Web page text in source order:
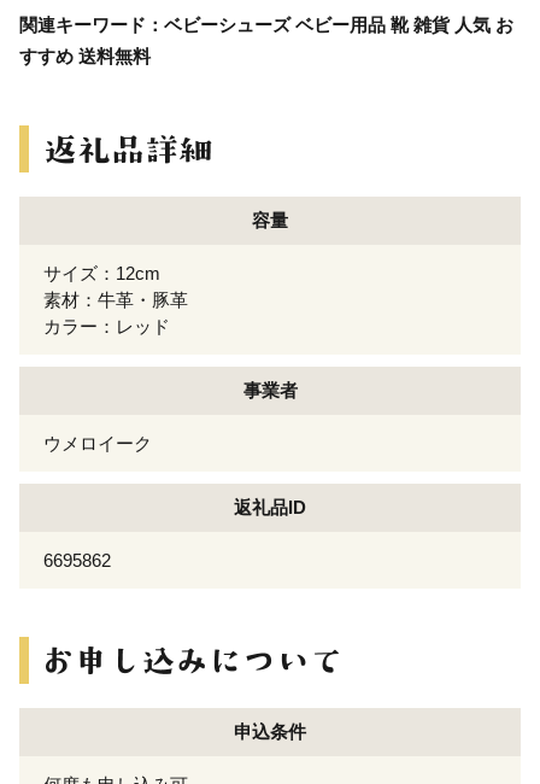
関連キーワード：ベビーシューズ ベビー用品 靴 雑貨 人気 お
すすめ 送料無料
容量
サイズ：12cm
素材：牛革・豚革
カラー：レッド
事業者
ウメロイーク
返礼品ID
6695862
申込条件